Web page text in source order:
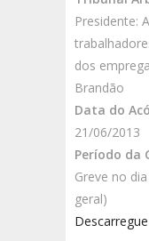
Presidente:
dos
Brandão
Data do
21/06/2013
Período da
Greve no
geral)